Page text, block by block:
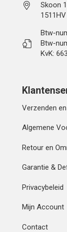
Skoon
Btw-
Btw-
KvK:
Verzenden
Algemene
Retour en
Garantie &
Privacybeleid
Mijn Account
Contact